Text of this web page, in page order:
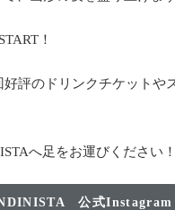
！
好評のドリンクチケットや
へ足をお運びください！
公式Instagram